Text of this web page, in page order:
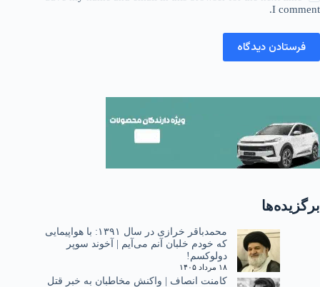
I comment.
فرستادن دیدگاه
برگزیده‌ها
محمدباقر خرازی در سال ۱۳۹۱: با هواپیمایی
که خودم خلبان آنم می‌آیم | آخوند سوپر
دولوکسم!
۱۸ مرداد ۱۴۰۵
کامنت انصاف | واکنش مخاطبان به خبر قتل